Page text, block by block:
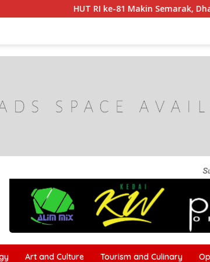
RI ke-81 Makin Semarak, Dharma Wanita Cabdin
Art and Culture Tourism and Culinary